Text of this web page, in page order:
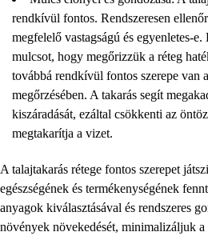
rendkívül fontos. Rendszeresen
megfelelő vastagságú és egyenletes-
mulcsot, hogy megőrizzük a réteg
továbbá rendkívül fontos szerepe van
megőrzésében. A takarás segít
kiszáradását, ezáltal csökkenti az
megtakarítja a vizet.
A talajtakarás rétege fontos szerepet
egészségének és termékenységének
anyagok kiválasztásával és rendszeres
növények növekedését, minimalizáljuk